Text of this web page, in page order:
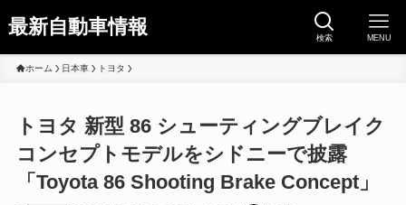
最新自動車情報 検索 MENU
ホーム 日本車 トヨタ
トヨタ 新型 86 シューティングブレイク
コンセプトモデルをシドニーで披露
「Toyota 86 Shooting Brake Concept」